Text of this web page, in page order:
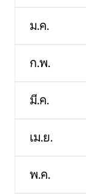
ม.ค.
ก.พ.
มี.ค.
เม.ย.
พ.ค.